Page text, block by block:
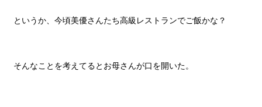
というか、今頃美優さんたち高級レストランでご飯かな？
そんなことを考えてるとお母さんが口を開いた。